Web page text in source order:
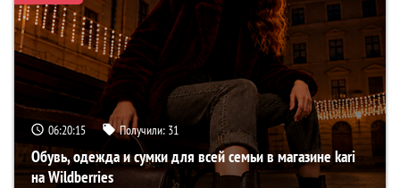
06:20:14 Получили: 31
Обувь, одежда и сумки для всей семьи в магазине kari
на Wildberries